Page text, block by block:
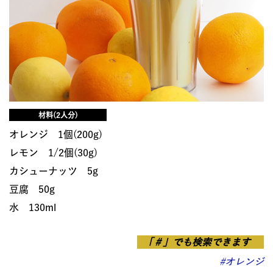
材料(2人分)
オレンジ 1個(200g)
レモン 1/2個(30g)
カシューナッツ 5g
豆腐 50g
水 130ml
「＃」でも検索できます
#オレンジ